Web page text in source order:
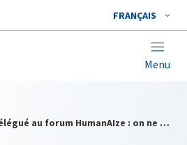
FRANÇAIS
Menu
Le secrétaire général délégué au forum HumanAIze : on ne combat pas les menaces de demain avec les outils d’hier